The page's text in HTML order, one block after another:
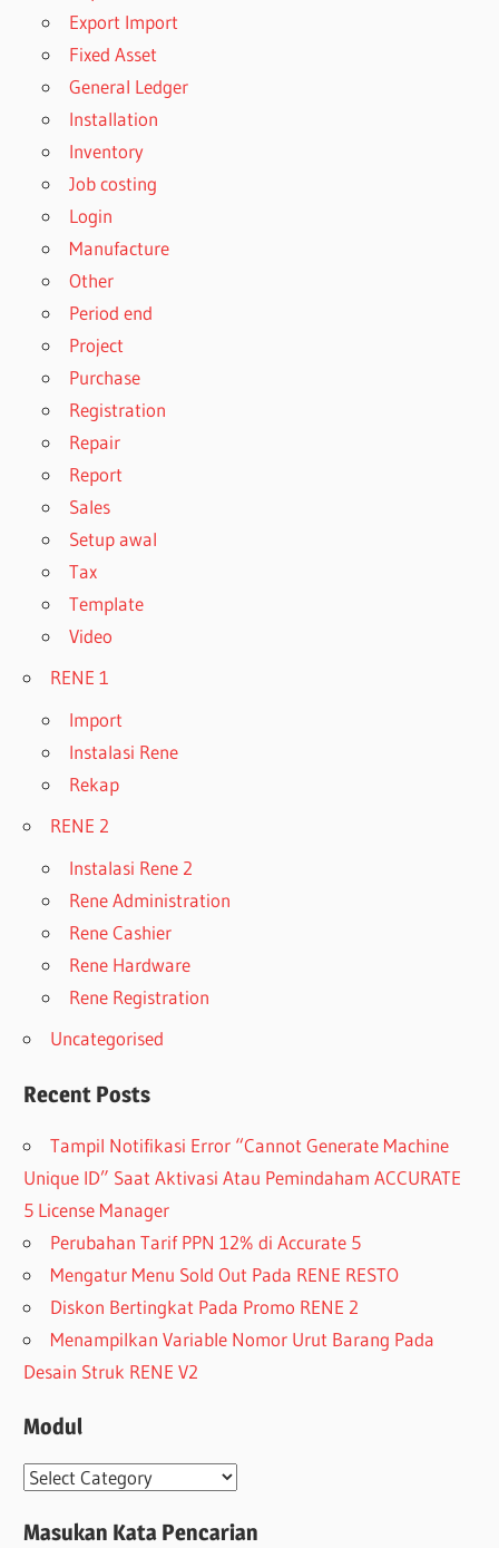
Export Import
Fixed Asset
General Ledger
Installation
Inventory
Job costing
Login
Manufacture
Other
Period end
Project
Purchase
Registration
Repair
Report
Sales
Setup awal
Tax
Template
Video
RENE 1
Import
Instalasi Rene
Rekap
RENE 2
Instalasi Rene 2
Rene Administration
Rene Cashier
Rene Hardware
Rene Registration
Uncategorised
Recent Posts
Tampil Notifikasi Error “Cannot Generate Machine
Unique ID” Saat Aktivasi Atau Pemindaham ACCURATE
5 License Manager
Perubahan Tarif PPN 12% di Accurate 5
Mengatur Menu Sold Out Pada RENE RESTO
Diskon Bertingkat Pada Promo RENE 2
Menampilkan Variable Nomor Urut Barang Pada
Desain Struk RENE V2
Modul
Modul
Masukan Kata Pencarian